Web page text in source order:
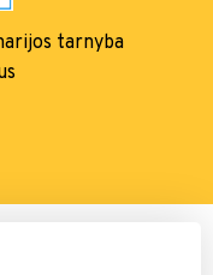
tarnyba